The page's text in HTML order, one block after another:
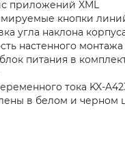
приложений XML
кнопки
угла наклона
настенного
питания в
тока KX-
в белом и черном